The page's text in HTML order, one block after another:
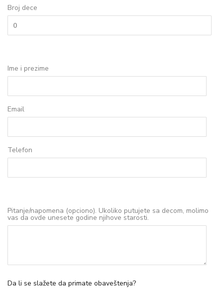
Broj dece
Ime i prezime
Email
Telefon
Pitanje/napomena (opciono). Ukoliko putujete sa decom, molimo
vas da ovde unesete godine njihove starosti.
Da li se slažete da primate obaveštenja?